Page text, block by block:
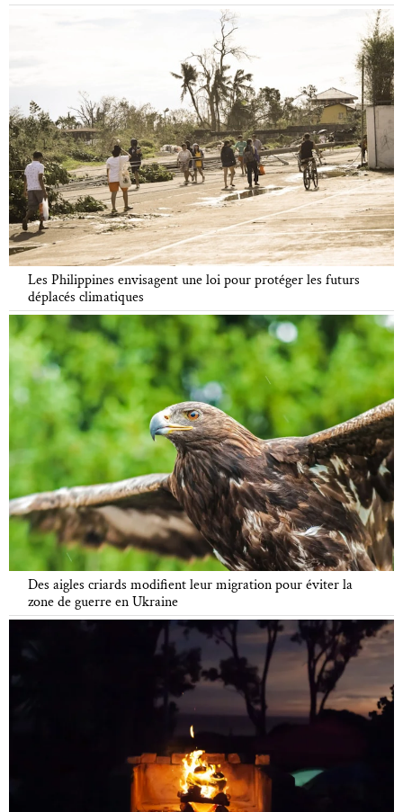
Les Philippines envisagent une loi pour protéger les futurs
déplacés climatiques
Des aigles criards modifient leur migration pour éviter la
zone de guerre en Ukraine